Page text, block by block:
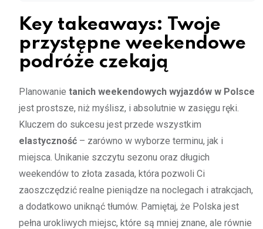
Key takeaways: Twoje
przystępne weekendowe
podróże czekają
Planowanie tanich weekendowych wyjazdów w Polsce
jest prostsze, niż myślisz, i absolutnie w zasięgu ręki.
Kluczem do sukcesu jest przede wszystkim
elastyczność – zarówno w wyborze terminu, jak i
miejsca. Unikanie szczytu sezonu oraz długich
weekendów to złota zasada, która pozwoli Ci
zaoszczędzić realne pieniądze na noclegach i atrakcjach,
a dodatkowo uniknąć tłumów. Pamiętaj, że Polska jest
pełna urokliwych miejsc, które są mniej znane, ale równie